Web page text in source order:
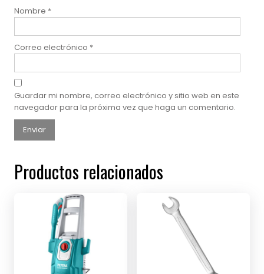
Nombre *
Correo electrónico *
Guardar mi nombre, correo electrónico y sitio web en este
navegador para la próxima vez que haga un comentario.
Productos relacionados